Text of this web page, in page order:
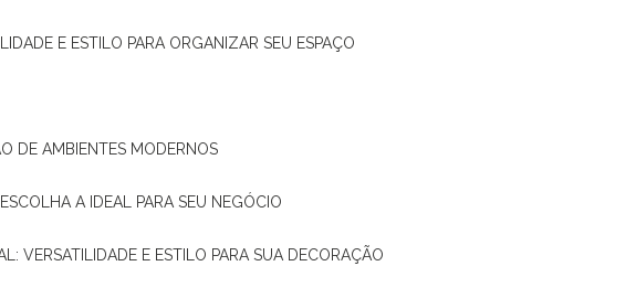
E ESTILO PARA ORGANIZAR SEU ESPAÇO
DE AMBIENTES MODERNOS
A IDEAL PARA SEU NEGÓCIO
VERSATILIDADE E ESTILO PARA SUA DECORAÇÃO